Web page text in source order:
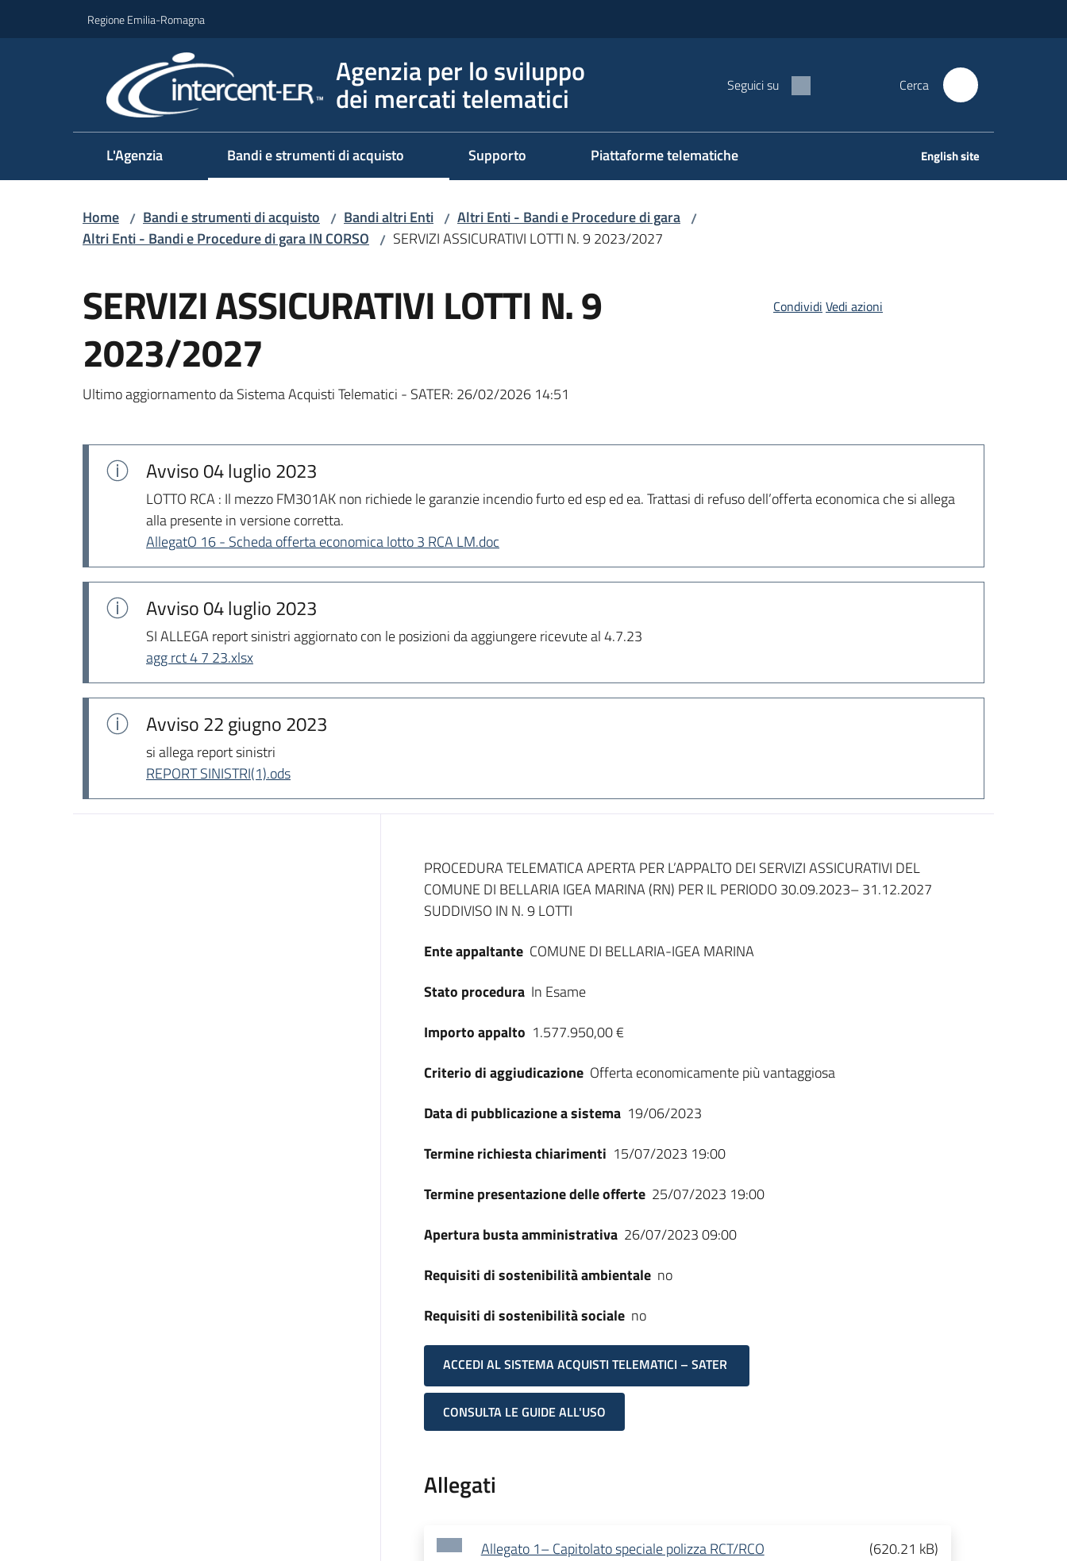
Regione Emilia-Romagna
Agenzia per lo sviluppo
dei mercati telematici Seguici su Cerca
L'Agenzia Bandi e strumenti di acquisto Supporto Piattaforme telematiche English site
Home / Bandi e strumenti di acquisto / Bandi altri Enti / Altri Enti - Bandi e Procedure di gara /
Altri Enti - Bandi e Procedure di gara IN CORSO / SERVIZI ASSICURATIVI LOTTI N. 9 2023/2027
SERVIZI ASSICURATIVI LOTTI N. 9
2023/2027
Ultimo aggiornamento da Sistema Acquisti Telematici - SATER: 26/02/2026 14:51
Condividi Vedi azioni
Avviso04 luglio 2023
LOTTO RCA : Il mezzo FM301AK non richiede le garanzie incendio furto ed esp ed ea. Trattasi di refuso dell’offerta economica che si allega
alla presente in versione corretta.
AllegatO 16 - Scheda offerta economica lotto 3 RCA LM.doc
Avviso04 luglio 2023
SI ALLEGA report sinistri aggiornato con le posizioni da aggiungere ricevute al 4.7.23
agg rct 4 7 23.xlsx
Avviso22 giugno 2023
si allega report sinistri
REPORT SINISTRI(1).ods
Dati del bando
PROCEDURA TELEMATICA APERTA PER L’APPALTO DEI SERVIZI ASSICURATIVI DEL
COMUNE DI BELLARIA IGEA MARINA (RN) PER IL PERIODO 30.09.2023– 31.12.2027
SUDDIVISO IN N. 9 LOTTI
Ente appaltante COMUNE DI BELLARIA-IGEA MARINA
Stato procedura In Esame
Importo appalto 1.577.950,00 €
Criterio di aggiudicazione Offerta economicamente più vantaggiosa
Data di pubblicazione a sistema 19/06/2023
Termine richiesta chiarimenti 15/07/2023 19:00
Termine presentazione delle offerte 25/07/2023 19:00
Apertura busta amministrativa 26/07/2023 09:00
Requisiti di sostenibilità ambientale no
Requisiti di sostenibilità sociale no
ACCEDI AL SISTEMA ACQUISTI TELEMATICI – SATER
CONSULTA LE GUIDE ALL'USO
Allegati
Allegato 1– Capitolato speciale polizza RCT/RCO (620.21 kB)